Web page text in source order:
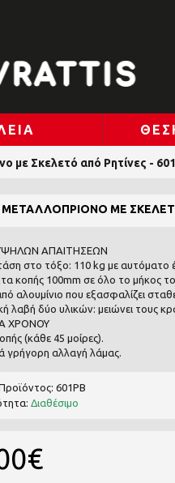
με Σκελετό από Ρητίνες - 601
ΜΕΤΑΛΛΟΠΡΊΟΝΟ ΜΕ
ΑΠΑΙΤΗΣΕΩΝ
στο τόξο: 110 kg με αυτόματο
κοπής 100mm σε όλο το μήκος
αλουμίνιο που εξασφαλίζει
λαβή δύο υλικών: μειώνει τους
ΧΡΟΝΟΥ
(κάθε 45 μοίρες).
γρήγορη αλλαγή λάμας.
601PB
Διαθέσιμο